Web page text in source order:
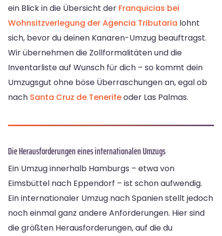
ein Blick in die Übersicht der Franquicias bei
Wohnsitzverlegung der Agencia Tributaria lohnt
sich, bevor du deinen Kanaren-Umzug beauftragst.
Wir übernehmen die Zollformalitäten und die
Inventarliste auf Wunsch für dich – so kommt dein
Umzugsgut ohne böse Überraschungen an, egal ob
nach Santa Cruz de Tenerifeoder Las Palmas.
Die Herausforderungen eines internationalen Umzugs
Ein Umzug innerhalb Hamburgs – etwa von
Eimsbüttel nach Eppendorf – ist schon aufwendig.
Ein internationaler Umzug nach Spanien stellt jedoch
noch einmal ganz andere Anforderungen. Hier sind
die größten Herausforderungen, auf die du